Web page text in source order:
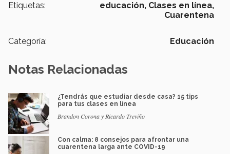
Etiquetas: educación, Clases en línea,
Cuarentena
Categoría: Educación
Notas Relacionadas
¿Tendrás que estudiar desde casa? 15 tips
para tus clases en línea
Brandon Corona y Ricardo Treviño
Con calma: 8 consejos para afrontar una
cuarentena larga ante COVID-19